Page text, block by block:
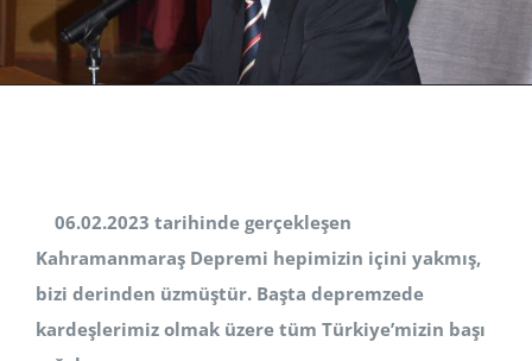
HİZMETLERİMİZ
BAĞIŞ
06.02.2023 tarihinde gerçekleşen
Kahramanmaraş Depremi hepimizin içini yakmış,
bizi derinden üzmüştür. Başta depremzede
kardeşlerimiz olmak üzere tüm Türkiye’mizin başı